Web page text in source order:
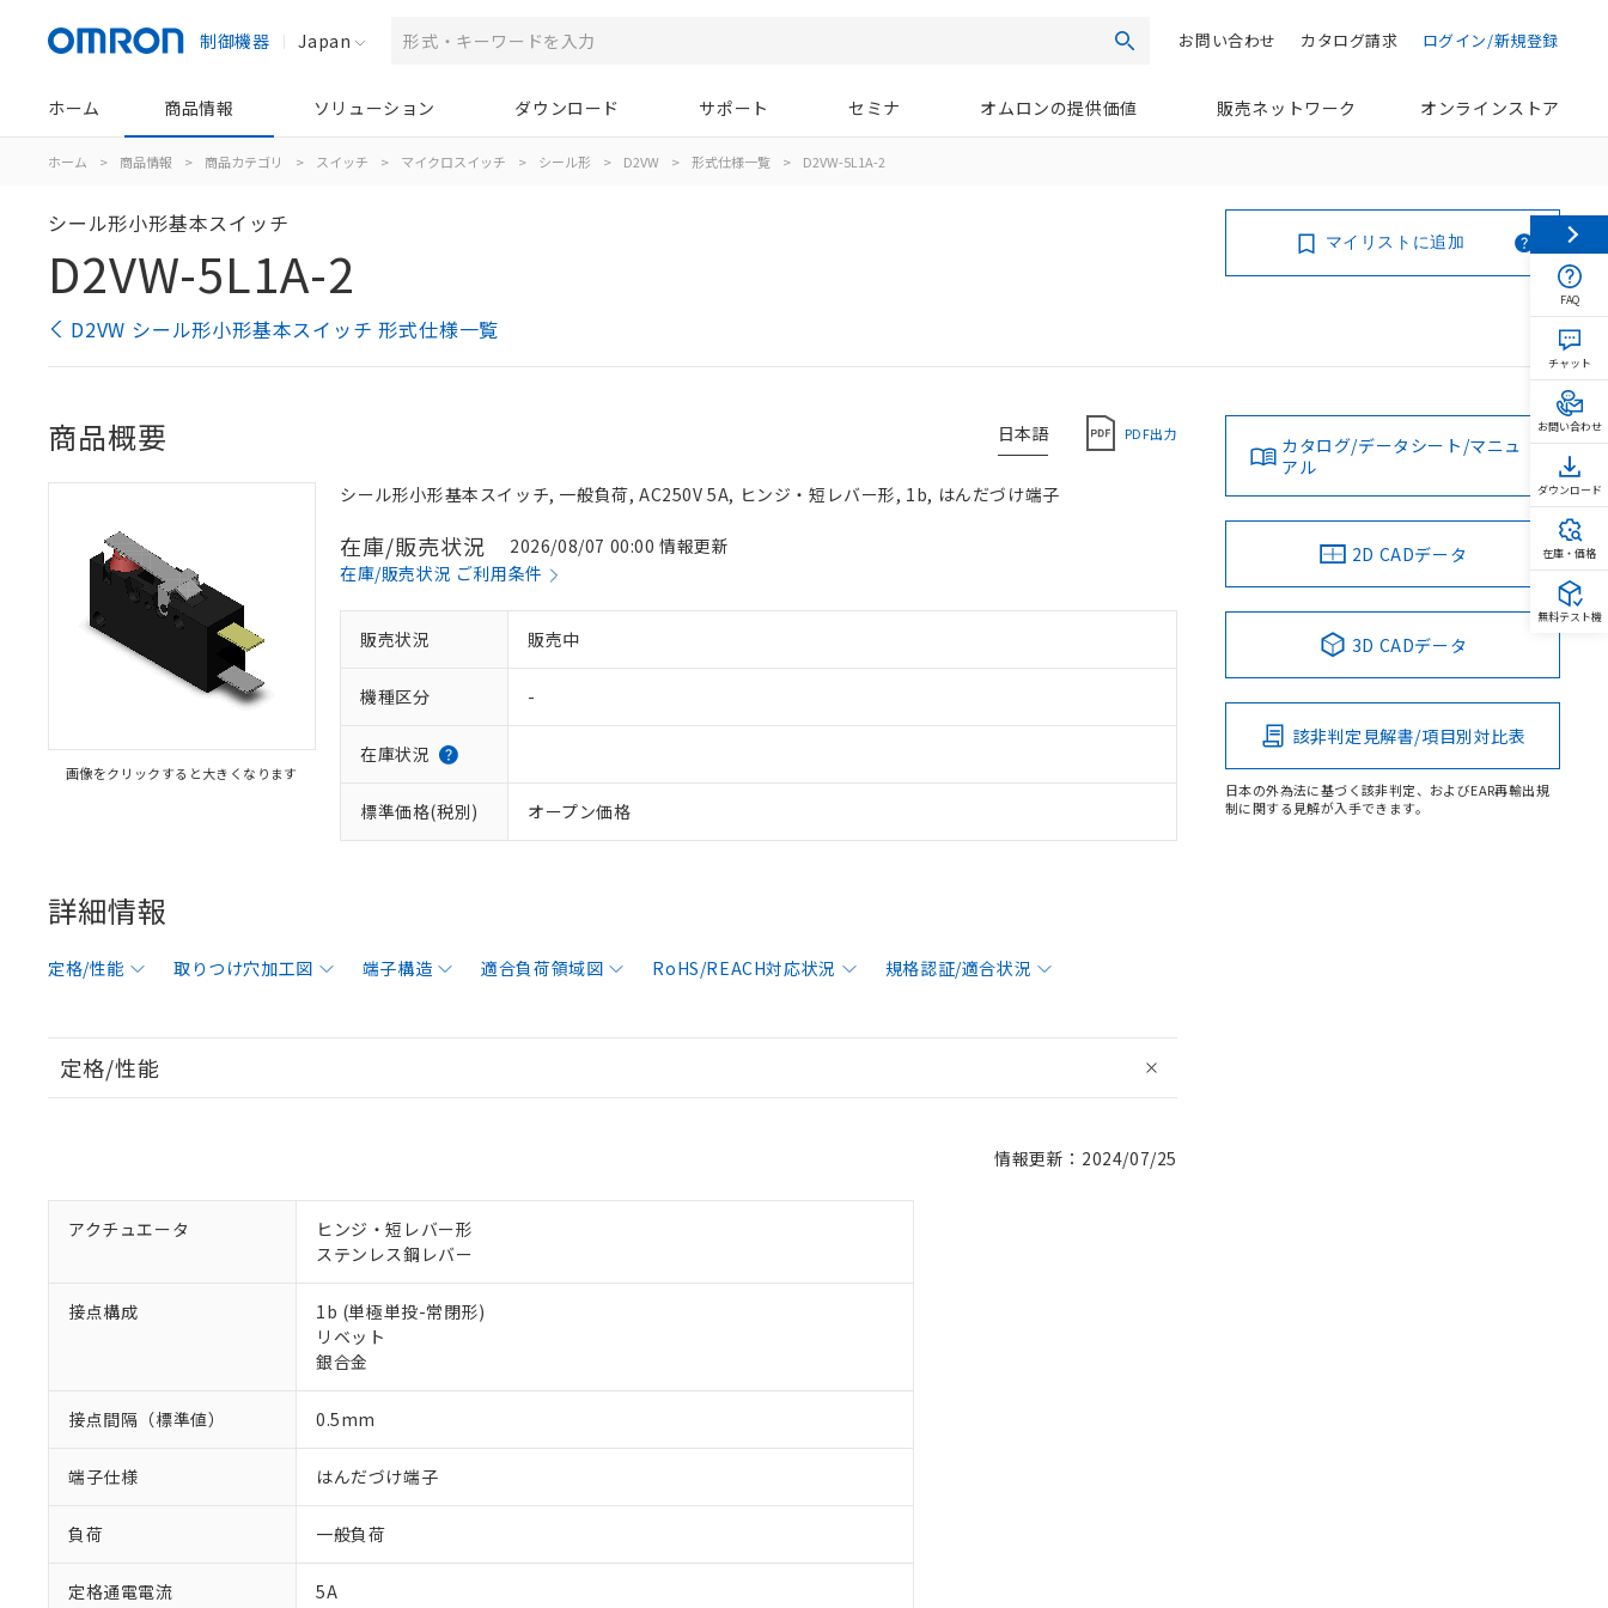
制御機器 Japan 検索 ログイン/新規登録
カタログ請求
お問い合わせ
ホーム 商品情報 ソリューション ダウンロード サポート セミナ オムロンの提供価値 販売ネットワーク オンラインストア
ホーム > 商品情報 > 商品カテゴリ > スイッチ > マイクロスイッチ > シール形 > D2VW > 形式仕様一覧 > D2VW-5L1A-2
シール形小形基本スイッチ
D2VW-5L1A-2
D2VW シール形小形基本スイッチ 形式仕様一覧
マイリストに追加
日本語 PDF出力
商品概要
画像をクリックすると大きくなります
シール形小形基本スイッチ, 一般負荷, AC250V 5A, ヒンジ・短レバー形, 1b, はんだづけ端子
在庫/販売状況
2026/08/07 00:00 情報更新
在庫/販売状況 ご利用条件
販売状況 販売中
機種区分 -
在庫状況
標準価格(税別) オープン価格
詳細情報
定格/性能 取りつけ穴加工図 端子構造 適合負荷領域図 RoHS/REACH対応状況 規格認証/適合状況
定格/性能
情報更新：2024/07/25
アクチュエータ
ヒンジ・短レバー形
ステンレス鋼レバー
接点構成
1b (単極単投-常閉形)
リベット
銀合金
接点間隔（標準値） 0.5mm
端子仕様 はんだづけ端子
負荷 一般負荷
定格通電電流 5A
カタログ/データシート/マニュ
アル
2D CADデータ
3D CADデータ
該非判定見解書/項目別対比表
日本の外為法に基づく該非判定、およびEAR再輸出規
制に関する見解が入手できます。
FAQ
チャット
お問い合わせ
ダウンロード
在庫・価格
無料テスト機